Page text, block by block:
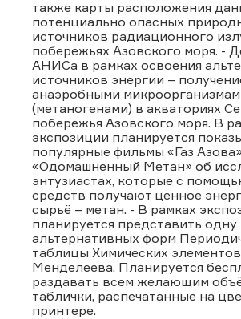
также карты расположения
потенциально опасных
источников радиационного
побережьях Азовского моря. -
АНИСа в рамках освоения
источников энергии –
анаэробными
(метаногенами) в акваториях
побережья Азовского моря. В
экспозиции планируется
популярные фильмы «Газ
«Одомашненный Метан» об
энтузиастах, которые с
средств получают ценное
сырьё – метан. - В рамках
планируется представить одну
альтернативных форм
таблицы Химических
Менделеева. Планируется
раздавать всем желающим
таблички, распечатанные на
принтере.